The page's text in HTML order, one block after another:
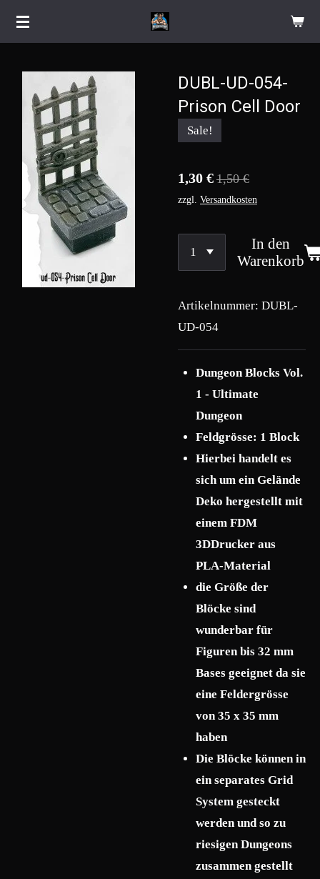
Zum
DUBL-UD-054-
Prison Cell Door
Sale!
1,30 € 1,50 €
zzgl. Versandkosten
In den
Warenkorb
Artikelnummer: DUBL-
UD-054
Dungeon Blocks Vol.
1 - Ultimate
Dungeon
Feldgrösse: 1 Block
Hierbei handelt es
sich um ein Gelände
Deko hergestellt mit
einem FDM
3DDrucker aus
PLA-Material
die Größe der
Blöcke sind
wunderbar für
Figuren bis 32 mm
Bases geeignet da sie
eine Feldergrösse
von 35 x 35 mm
haben
Die Blöcke können in
ein separates Grid
System gesteckt
werden und so zu
riesigen Dungeons
zusammen gestellt